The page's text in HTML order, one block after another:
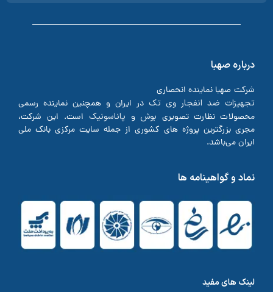
درباره صهبا
شرکت صهبا نماینده انحصاری
تجهیزات ضد انفجار وی تک در ایران و همچنین نماینده رسمی
محصولات نظارت تصویری بوش و پاناسونیک است. این شرکت،
مجری بزرگترین پروژه های کشوری از جمله سایت مرکزی بانک ملی
ایران می‌باشد.
نماد و گواهینامه ها
لینک های مفید